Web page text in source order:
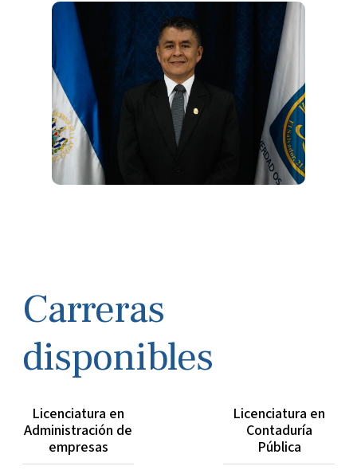
Carreras
disponibles
Licenciatura en
Administración de
empresas
Licenciatura en
Contaduría
Pública